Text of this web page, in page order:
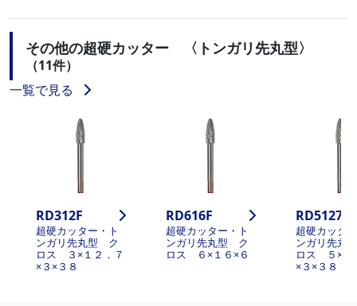
その他の超硬カッター 〈トンガリ先丸型〉
（11件）
一覧で見る
RD312F
超硬カッター・ト
ンガリ先丸型 ク
ロス ３×１２．７
×３×３８
RD616F
超硬カッター・ト
ンガリ先丸型 ク
ロス ６×１６×６
RD5127F
超硬カッタ
ンガリ先丸
ロス ５×１
×３×３８